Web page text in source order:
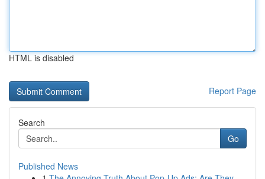
HTML is disabled
Report Page
Search
Go
Published News